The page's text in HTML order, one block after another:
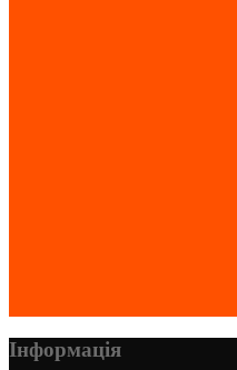
Інформація